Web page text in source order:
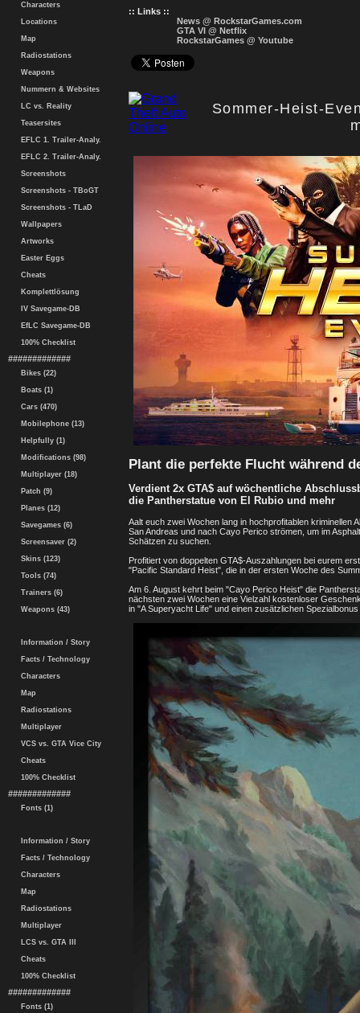
Characters
Locations
Map
Radiostations
Weapons
Nummern & Websites
LC vs. Reality
Teasersites
EFLC 1. Trailer-Analy.
EFLC 2. Trailer-Analy.
Screenshots
Screenshots - TBoGT
Screenshots - TLaD
Wallpapers
Artworks
Easter Eggs
Cheats
Komplettlösung
IV Savegame-DB
EfLC Savegame-DB
100% Checklist
#############
Bikes (22)
Boats (1)
Cars (470)
Mobilephone (13)
Helpfully (1)
Modifications (98)
Multiplayer (18)
Patch (9)
Planes (12)
Savegames (6)
Screensaver (2)
Skins (123)
Tools (74)
Trainers (6)
Weapons (43)
Information / Story
Facts / Technology
Characters
Map
Radiostations
Multiplayer
VCS vs. GTA Vice City
Cheats
100% Checklist
#############
Fonts (1)
Information / Story
Facts / Technology
Characters
Map
Radiostations
Multiplayer
LCS vs. GTA III
Cheats
100% Checklist
#############
Fonts (1)
:: Links ::
News @ RockstarGames.com
GTA VI @ Netflix
RockstarGames @ Youtube
Sommer-Heist-
Plant die perfekte Flucht während
Verdient 2x GTA$ auf wöchentliche
die Pantherstatue von El Rubio und mehr
Aalt euch zwei Wochen lang in hochprofitablen kriminellen
San Andreas und nach Cayo Perico strömen, um im
Schätzen zu suchen.
Profitiert von doppelten GTA$-Auszahlungen bei eurem
"Pacific Standard Heist", die in der ersten Woche des
Am 6. August kehrt beim "Cayo Perico Heist" die
nächsten zwei Wochen eine Vielzahl kostenloser
in "A Superyacht Life" und einen zusätzlichen